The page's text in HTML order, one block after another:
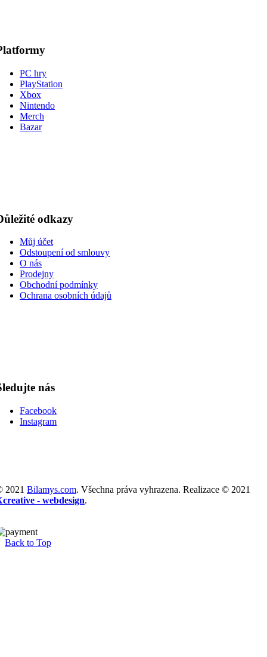
PC hry
PlayStation
Xbox
Nintendo
Merch
Bazar
odkazy
Můj účet
Odstoupení od smlouvy
O nás
Prodejny
Obchodní podmínky
Ochrana osobních údajů
nás
Facebook
Instagram
2021 Bilamys.com. Všechna práva vyhrazena. Realizace © 2021
- webdesign.
Back to Top